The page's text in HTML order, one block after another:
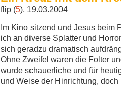
flip (5), 19.03.2004
Im Kino sitzend und Jesus beim
ich an diverse Splatter und
sich geradzu dramatisch
Ohne Zweifel waren die Folter
wurde schauerliche und für
und Weise der Hinrichtung,